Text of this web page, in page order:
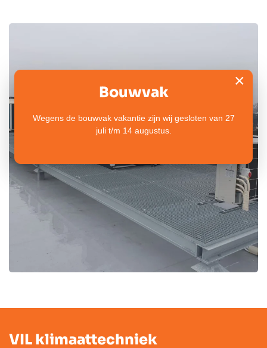
VIL klimaattechniek
×
Bouwvak
Wegens de bouwvak vakantie zijn wij gesloten van 27
juli t/m 14 augustus.